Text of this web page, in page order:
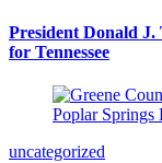
President Donald
for Tennessee
uncategorized